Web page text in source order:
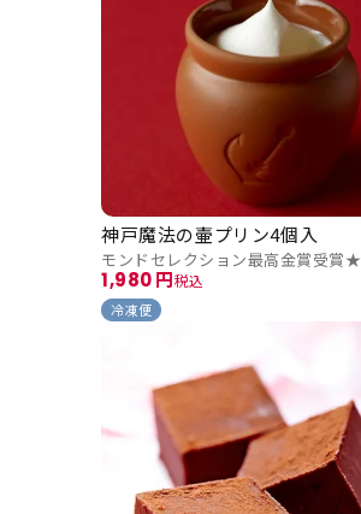
モンドセレクション最高金賞受賞★
神戸魔法の壷プリン4個入
冷凍便
1,980 税込